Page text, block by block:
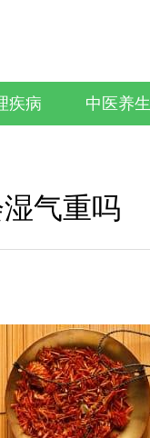
疾病 中医养生
气重吗